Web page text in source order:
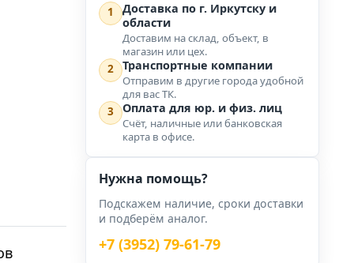
1
Доставка по г. Иркутску и
области
Доставим на склад, объект, в
магазин или цех.
2
Транспортные компании
Отправим в другие города удобной
для вас ТК.
3
Оплата для юр. и физ. лиц
Счёт, наличные или банковская
карта в офисе.
Нужна помощь?
Подскажем наличие, сроки доставки
и подберём аналог.
+7 (3952) 79-61-79